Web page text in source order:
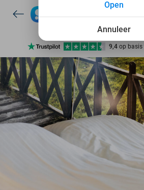
7 dagen per week
10+ miljoen leden
9,4 op basis
Ontdek 15.000+
7 dagen per week
10+ miljoen leden
Annuleer
Open